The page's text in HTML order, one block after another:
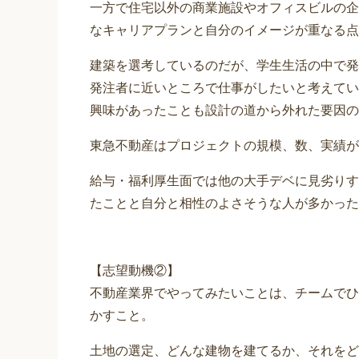
一方で住宅以外の商業施設やオフィスビルの
なキャリアプランと自分のイメージが重なる
建築を選考しているのだが、学生生活の中で
発注者に近いところで仕事がしたいと考えて
興味があったことも設計の道から外れた要因
東急不動産はプロジェクトの規模、数、実績
給与・福利厚生面では他の大手デベに見劣り
たことと自分と相性のよさそうな人が多かっ
【志望動機②】
不動産業界でやってみたいことは、チームで
かすこと。
土地の選定、どんな建物を建てるか、それを